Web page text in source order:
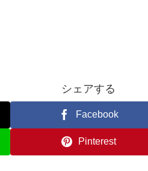
シェアする
Facebook
Pinterest